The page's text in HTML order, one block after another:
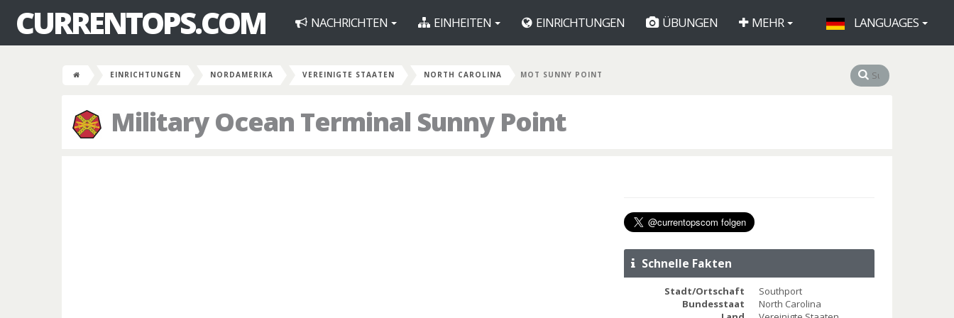
CURRENTOPS.COM NACHRICHTEN EINHEITEN EINRICHTUNGEN ÜBUNGEN MEHR LANGUAGES
EINRICHTUNGEN NORDAMERIKA VEREINIGTE STAATEN NORTH CAROLINA MOT SUNNY POINT
Military Ocean Terminal Sunny Point
Schnelle Fakten
Stadt/Ortschaft
Southport
Bundesstaat
North Carolina